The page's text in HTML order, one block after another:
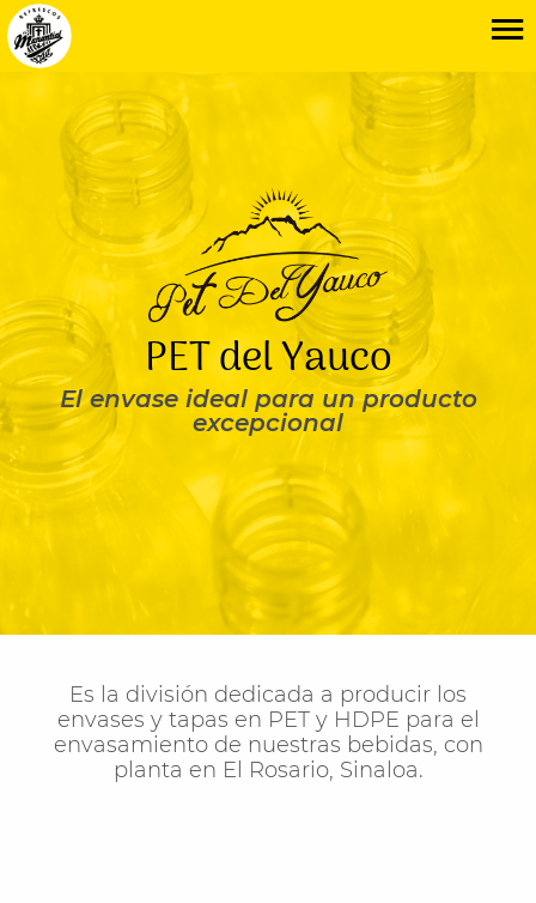
PET del Yauco
El envase ideal para un producto
excepcional
Es la división dedicada a producir los
envases y tapas en PET y HDPE para el
envasamiento de nuestras bebidas, con
planta en El Rosario, Sinaloa.